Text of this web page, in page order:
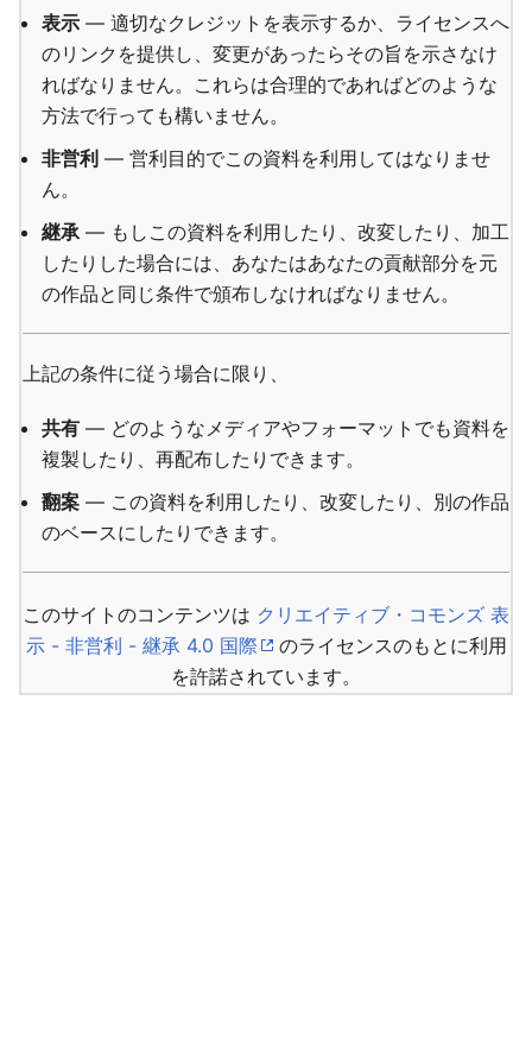
表示 — 適切なクレジットを表示するか、ライセンスへ
のリンクを提供し、変更があったらその旨を示さなけ
ればなりません。これらは合理的であればどのような
方法で行っても構いません。
非営利 — 営利目的でこの資料を利用してはなりませ
ん。
継承— もしこの資料を利用したり、改変したり、加工
したりした場合には、あなたはあなたの貢献部分を元
の作品と同じ条件で頒布しなければなりません。
上記の条件に従う場合に限り、
共有 — どのようなメディアやフォーマットでも資料を
複製したり、再配布したりできます。
翻案 — この資料を利用したり、改変したり、別の作品
のベースにしたりできます。
このサイトのコンテンツは クリエイティブ・コモンズ 表
示 - 非営利 - 継承 4.0 国際
のライセンスのもとに利用
を許諾されています。